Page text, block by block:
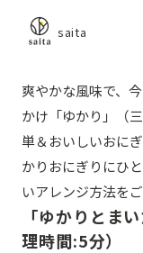
saita
爽やかな風味で、
かけ「ゆかり」（
単＆おいしいおに
かりおにぎりにひ
いアレンジ方法を
「ゆかりとま
理時間:5分）